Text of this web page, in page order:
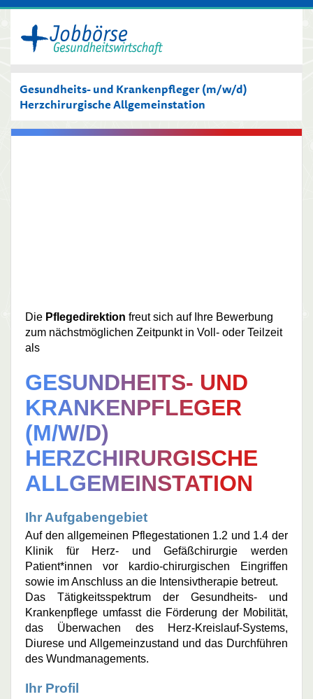
Gesundheits- und Krankenpfleger (m/w/d)
Herzchirurgische Allgemeinstation
Die Pflegedirektion freut sich auf Ihre Bewerbung
zum nächstmöglichen Zeitpunkt in Voll- oder Teilzeit
als
GESUNDHEITS- UND
KRANKENPFLEGER
(M/W/D)
HERZCHIRURGISCHE
ALLGEMEINSTATION
Ihr Aufgabengebiet
Auf den allgemeinen Pflegestationen 1.2 und 1.4 der
Klinik für Herz- und Gefäßchirurgie werden
Patient*innen vor kardio-chirurgischen Eingriffen
sowie im Anschluss an die Intensivtherapie betreut.
Das Tätigkeitsspektrum der Gesundheits- und
Krankenpflege umfasst die Förderung der Mobilität,
das Überwachen des Herz-Kreislauf-Systems,
Diurese und Allgemeinzustand und das Durchführen
des Wundmanagements.
Ihr Profil